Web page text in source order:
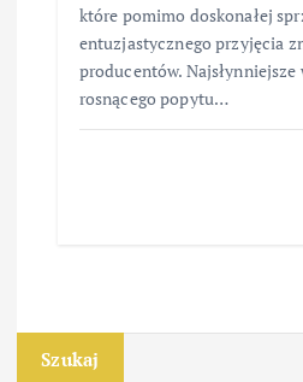
które pomimo doskonałej
entuzjastycznego przyjęcia
producentów.
rosnącego popytu…
Szukaj